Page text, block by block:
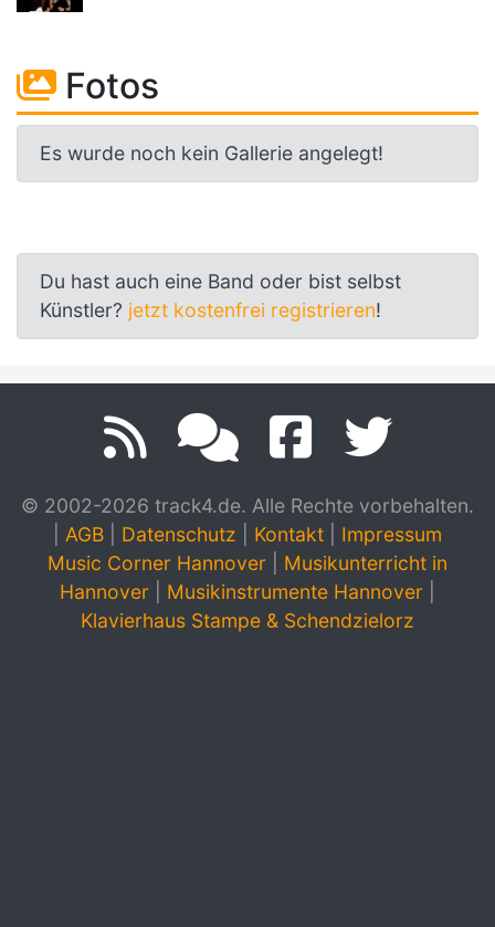
Fotos
Es wurde noch kein Gallerie angelegt!
Du hast auch eine Band oder bist selbst
Künstler? jetzt kostenfrei registrieren!
© 2002-2026 track4.de. Alle Rechte vorbehalten.
AGB Datenschutz Kontakt
Impressum
Music Corner Hannover
Musikunterricht in
Hannover
Musikinstrumente Hannover
Klavierhaus Stampe & Schendzielorz